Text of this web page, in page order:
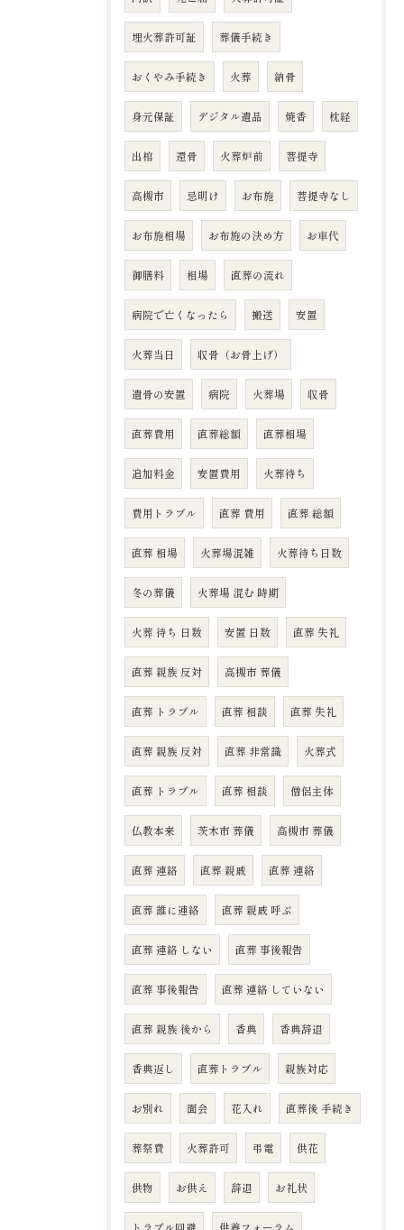
埋火葬許可証 葬儀手続き
おくやみ手続き 火葬 納骨
身元保証 デジタル遺品 焼香 枕経
出棺 還骨 火葬炉前 菩提寺
高槻市 忌明け お布施 菩提寺なし
お布施相場 お布施の決め方 お車代
御膳料 相場 直葬の流れ
病院で亡くなったら 搬送 安置
火葬当日 収骨（お骨上げ）
遺骨の安置 病院 火葬場 収骨
直葬費用 直葬総額 直葬相場
追加料金 安置費用 火葬待ち
費用トラブル 直葬 費用 直葬 総額
直葬 相場 火葬場混雑 火葬待ち日数
冬の葬儀 火葬場 混む 時期
火葬 待ち 日数 安置 日数 直葬 失礼
直葬 親族 反対 高槻市 葬儀
直葬 トラブル 直葬 相談 直葬 失礼
直葬 親族 反対 直葬 非常識 火葬式
直葬 トラブル 直葬 相談 僧侶主体
仏教本来 茨木市 葬儀 高槻市 葬儀
直葬 連絡 直葬 親戚 直葬 連絡
直葬 誰に連絡 直葬 親戚 呼ぶ
直葬 連絡 しない 直葬 事後報告
直葬 事後報告 直葬 連絡 していない
直葬 親族 後から 香典 香典辞退
香典返し 直葬トラブル 親族対応
お別れ 面会 花入れ 直葬後 手続き
葬祭費 火葬許可 弔電 供花
供物 お供え 辞退 お礼状